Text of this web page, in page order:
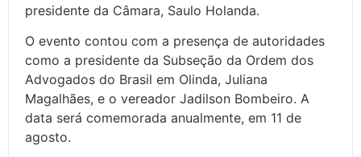
presidente da Câmara, Saulo Holanda.
O evento contou com a presença de autoridades
como a presidente da Subseção da Ordem dos
Advogados do Brasil em Olinda, Juliana
Magalhães, e o vereador Jadilson Bombeiro. A
data será comemorada anualmente, em 11 de
agosto.